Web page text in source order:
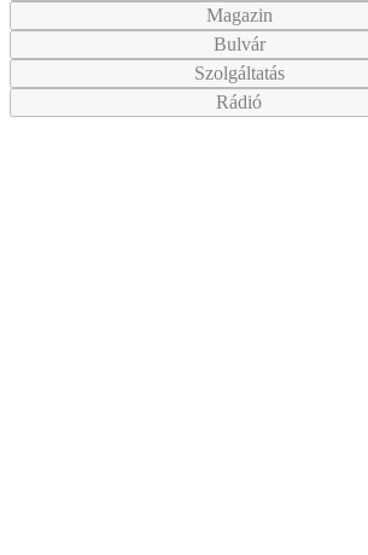
Magazin
Bulvár
Szolgáltatás
Rádió